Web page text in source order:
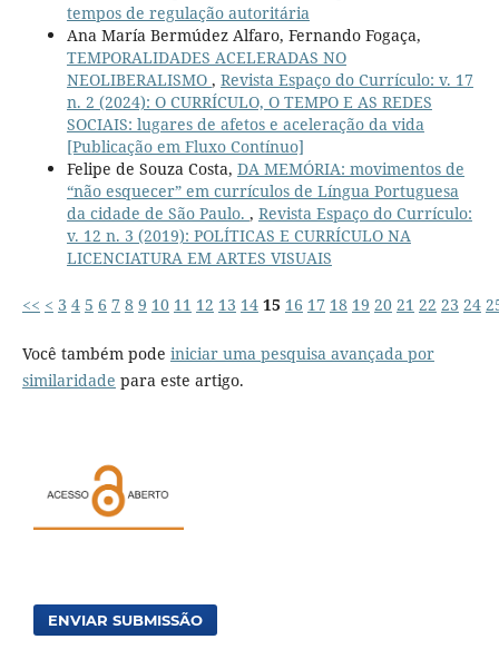
tempos de regulação autoritária
Ana María Bermúdez Alfaro, Fernando Fogaça,
TEMPORALIDADES ACELERADAS NO
NEOLIBERALISMO , Revista Espaço do Currículo: v. 17
n. 2 (2024): O CURRÍCULO, O TEMPO E AS REDES
SOCIAIS: lugares de afetos e aceleração da vida
[Publicação em Fluxo Contínuo]
Felipe de Souza Costa, DA MEMÓRIA: movimentos de
“não esquecer” em currículos de Língua Portuguesa
da cidade de São Paulo. , Revista Espaço do Currículo:
v. 12 n. 3 (2019): POLÍTICAS E CURRÍCULO NA
LICENCIATURA EM ARTES VISUAIS
<< < 3 4 5 6 7 8 9 10 11 12 13 14 15 16 17 18 19 20 21 22 23 24
Você também pode iniciar uma pesquisa avançada por
similaridade para este artigo.
ENVIAR SUBMISSÃO